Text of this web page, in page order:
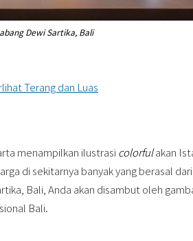
Dewi Sartika, Bali
Terang dan Luas
menampilkan ilustrasi colorfulakan
di sekitarnya banyak yang berasal
Bali, Anda akan disambut oleh
Bali.